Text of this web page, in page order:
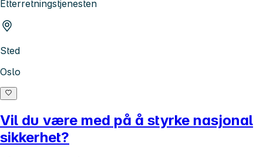
Etterretningstjenesten
Sted
Oslo
Vil du være med på å styrke nasjonal
sikkerhet?